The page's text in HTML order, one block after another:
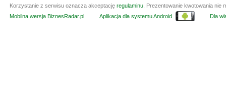
Korzystanie z serwisu oznacza akceptację regulaminu . Prezentowanie kwotowania
Mobilna wersja BiznesRadar.pl
Aplikacja dla systemu Android Dla